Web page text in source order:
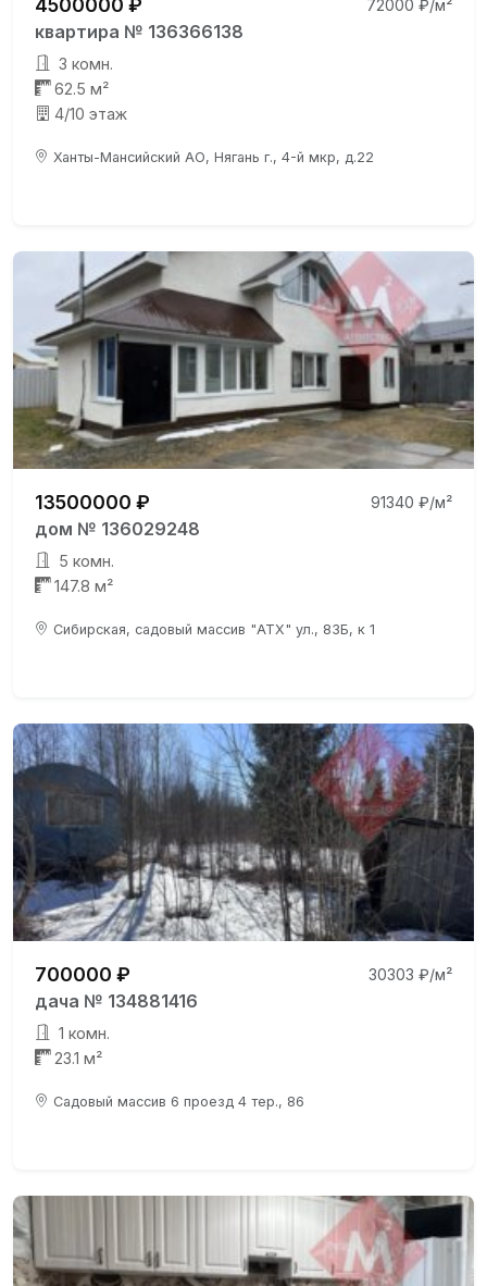
72000 ₽/м²
квартира № 136366138
3 комн.
62.5 м²
4/10 этаж
Ханты-Мансийский АО, Нягань г., 4-й мкр, д.22
13500000 ₽ 91340 ₽/м²
дом № 136029248
5 комн.
147.8 м²
Сибирская, садовый массив "АТХ" ул., 83Б, к 1
700000 ₽ 30303 ₽/м²
дача № 134881416
1 комн.
23.1 м²
Садовый массив 6 проезд 4 тер., 86